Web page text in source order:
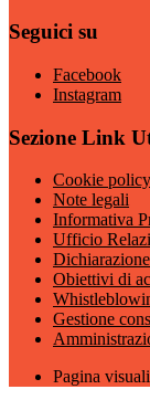
Seguici su
Facebook
Instagram
Sezione Link
Cookie policy
Note legali
Informativa
Ufficio
Obiettivi di
Gestione
Pagina